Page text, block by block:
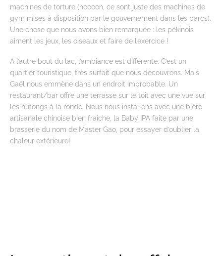
machines de torture (noooon, ce sont juste des machines de
gym mises à disposition par le gouvernement dans les parcs).
Une chose que nous avons bien remarquée : les pékinois
aiment les jeux, les oiseaux et faire de l’exercice !
A l’autre bout du lac, l’ambiance est différente. C’est un
quartier touristique, très surfait que nous découvrons. Mais
Gaël nous emmène dans un endroit improbable. Un
restaurant/bar offre une terrasse sur le toit avec une vue sur
les hutongs à la ronde. Nous nous installons avec une bière
artisanale chinoise bien fraiche, la Baby IPA faite par une
brasserie du nom de Master Gao, pour essayer d’oublier la
chaleur extérieure!